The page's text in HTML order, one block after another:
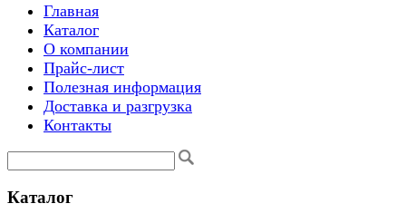
Главная
Каталог
О компании
Прайс-лист
Полезная информация
Доставка и разгрузка
Контакты
Каталог